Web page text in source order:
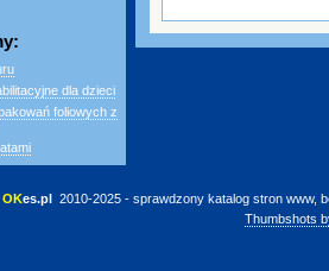
dla dzieci
foliowych z
OKes.pl 2010-2025 - sprawdzony katalog stron www,
Thumbshots